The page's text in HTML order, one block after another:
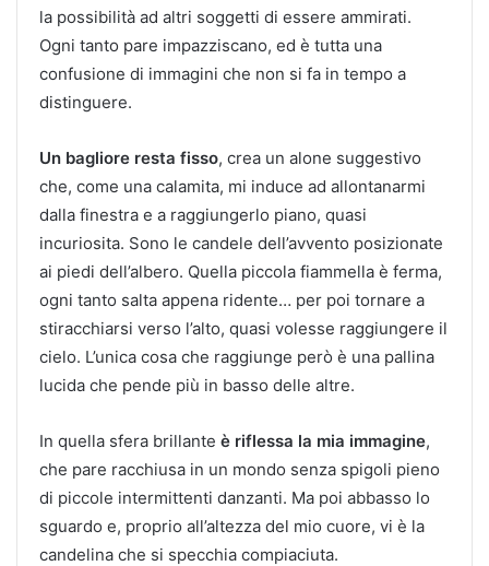
la possibilità ad altri soggetti di essere ammirati.
Ogni tanto pare impazziscano, ed è tutta una
confusione di immagini che non si fa in tempo a
distinguere.
Un bagliore resta fisso, crea un alone suggestivo
che, come una calamita, mi induce ad allontanarmi
dalla finestra e a raggiungerlo piano, quasi
incuriosita. Sono le candele dell’avvento posizionate
ai piedi dell’albero. Quella piccola fiammella è ferma,
ogni tanto salta appena ridente… per poi tornare a
stiracchiarsi verso l’alto, quasi volesse raggiungere il
cielo. L’unica cosa che raggiunge però è una pallina
lucida che pende più in basso delle altre.
In quella sfera brillante è riflessa la mia immagine,
che pare racchiusa in un mondo senza spigoli pieno
di piccole intermittenti danzanti. Ma poi abbasso lo
sguardo e, proprio all’altezza del mio cuore, vi è la
candelina che si specchia compiaciuta.